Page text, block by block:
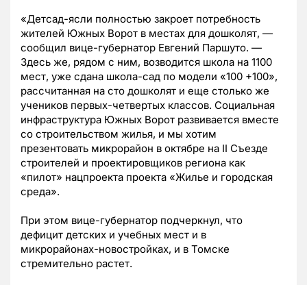
«Детсад-ясли полностью закроет потребность
жителей Южных Ворот в местах для дошколят, —
сообщил вице-губернатор Евгений Паршуто. —
Здесь же, рядом с ним, возводится школа на 1100
мест, уже сдана школа-сад по модели «100 +100»,
рассчитанная на сто дошколят и еще столько же
учеников первых-четвертых классов. Социальная
инфраструктура Южных Ворот развивается вместе
со строительством жилья, и мы хотим
презентовать микрорайон в октябре на II Cъезде
строителей и проектировщиков региона как
«пилот» нацпроекта проекта «Жилье и городская
среда».
При этом вице-губернатор подчеркнул, что
дефицит детских и учебных мест и в
микрорайонах-новостройках, и в Томске
стремительно растет.